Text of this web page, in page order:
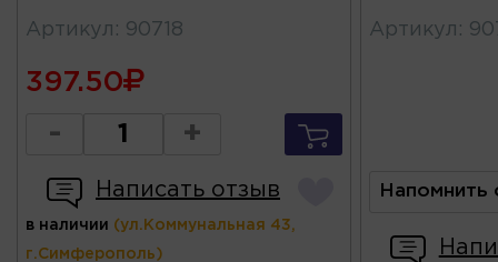
Артикул : 90718
397.50
- +
Написать отзыв
в наличии (ул.Коммунальная 43,
г.Симферополь)
Артикул :
Напомнить